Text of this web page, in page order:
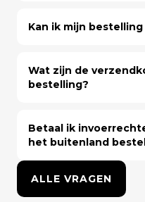
Kan ik mijn
Wat zijn de
bestelling?
Betaal ik
het buitenland
ALLE VRAGEN